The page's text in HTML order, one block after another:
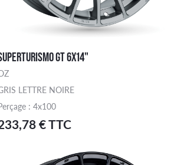
GT 6X14"
LETTRE NOIRE
: 4x100
€ TTC